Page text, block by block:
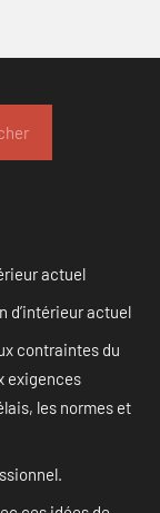
actuel
d’intérieur actuel
contraintes du
exigences
les normes et